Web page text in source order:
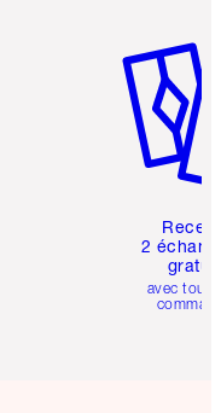
2
avec